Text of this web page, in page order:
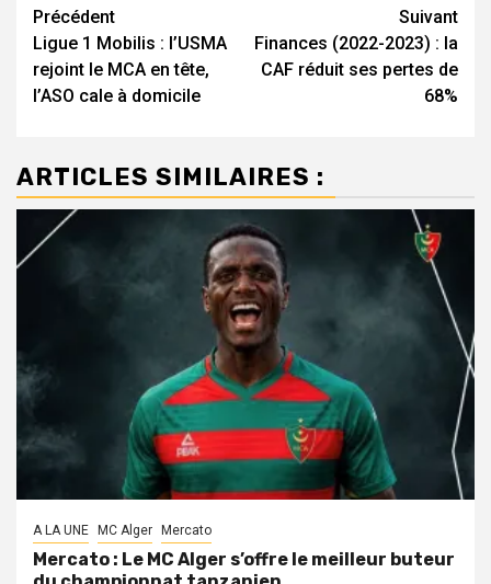
Navigation
d’article
Précédent
Ligue 1 Mobilis : l’USMA
rejoint le MCA en tête,
l’ASO cale à domicile
Suivant
Finances (2022-2023) : la
CAF réduit ses pertes de
68%
ARTICLES SIMILAIRES :
A LA UNE MC Alger Mercato
Mercato : Le MC Alger s’offre le meilleur buteur